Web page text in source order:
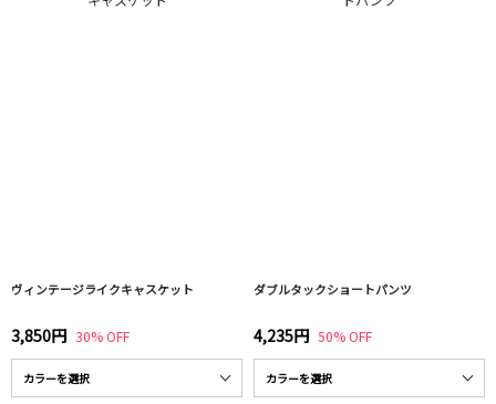
ヴィンテージライクキャスケット
3,850円 30% OFF
ダブルタックショートパンツ
4,235円 50% OFF